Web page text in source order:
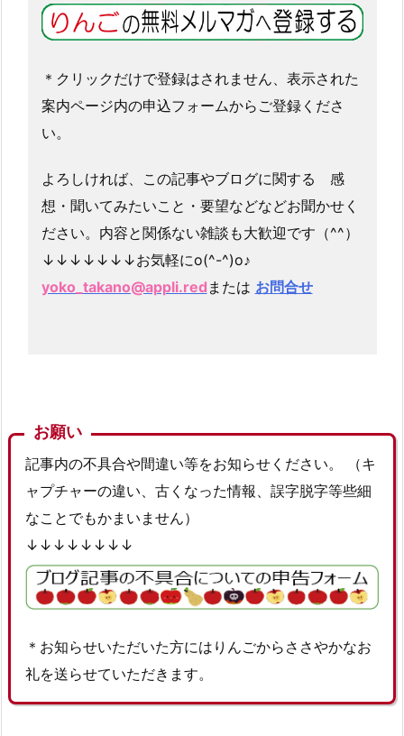
＊クリックだけで登録はされません、表示された
案内ページ内の申込フォームからご登録くださ
い。
よろしければ、この記事やブログに関する 感
想・聞いてみたいこと・要望などなどお聞かせく
ださい。内容と関係ない雑談も大歓迎です（^^）
↓↓↓↓↓↓↓お気軽にo(^-^)o♪
yoko_takano@appli.red または お問合せ
お願い
記事内の不具合や間違い等をお知らせください。 （キ
ャプチャーの違い、古くなった情報、誤字脱字等些細
なことでもかまいません）
↓↓↓↓↓↓↓↓
＊お知らせいただいた方にはりんごからささやかなお
礼を送らせていただきます。